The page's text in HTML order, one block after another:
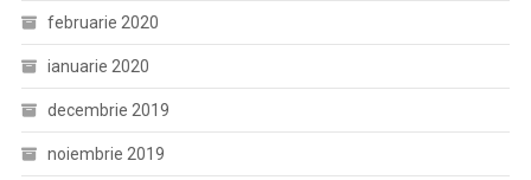
februarie 2020
ianuarie 2020
decembrie 2019
noiembrie 2019